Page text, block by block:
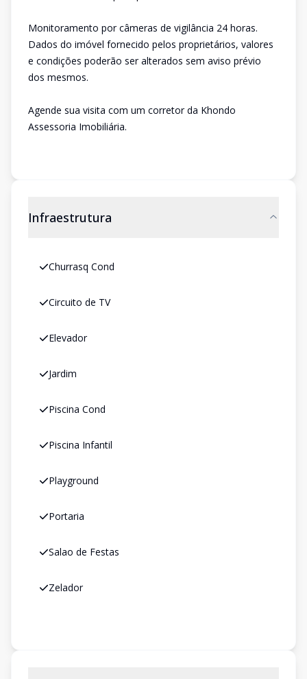
Monitoramento por câmeras de vigilância 24 horas.
Dados do imóvel fornecido pelos proprietários, valores
e condições poderão ser alterados sem aviso prévio
dos mesmos.
Agende sua visita com um corretor da Khondo
Assessoria Imobiliária.
Infraestrutura
Churrasq Cond
Circuito de TV
Elevador
Jardim
Piscina Cond
Piscina Infantil
Playground
Portaria
Salao de Festas
Zelador